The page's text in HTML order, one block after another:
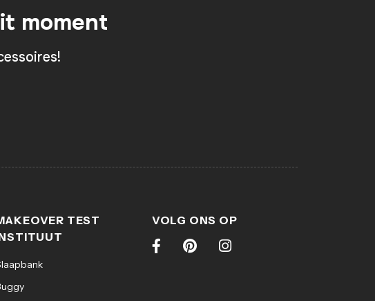
moment
TEST
VOLG ONS OP